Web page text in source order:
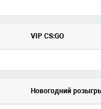
VIP CS:GO
Новогодний